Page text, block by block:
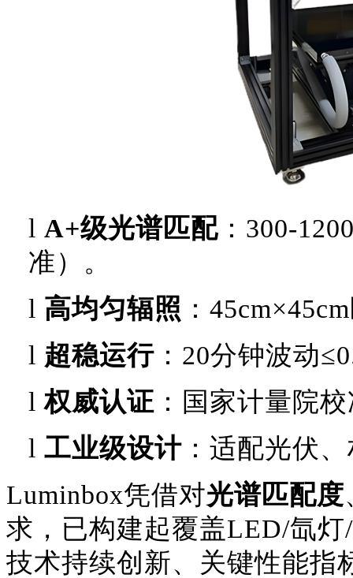
l A+级光谱匹配 ： 300-
准）。
l 高均匀辐照 ：
l 超稳运行 ： 20分钟波动
l权威认证 ：国家计量院
l 工业级设计 ：适配光伏
Luminbox凭借对光谱匹配度
求，已构建起覆盖LED/氙灯
技术持续创新、关键性能指